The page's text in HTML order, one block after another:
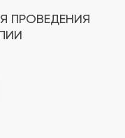
ПРОВЕДЕНИЯ